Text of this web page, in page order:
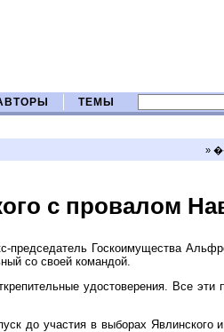
ТЕМЫ
»
с провалом
председатель Госкоимущества
со своей командой.
удостоверения. Все
до участия в выборах Явлинского